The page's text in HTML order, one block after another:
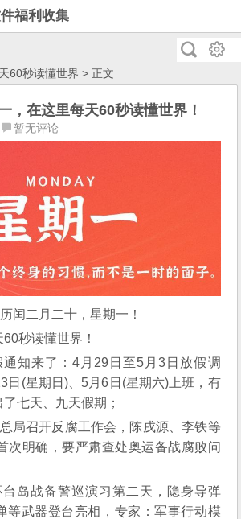
福利收集
60秒读懂世界 > 正文
，在这里每天60秒读懂世界！
暂无评论
闰二月二十，星期一！
秒读懂世界！
知来了：4月29日至5月3日放假调
日(星期日)、5月6日(星期六)上班，有
七天、九天假期；
局召开反腐工作会，陈戌源、李铁等
次明确，要严肃查处奥运备战腐败问
岛战备警巡演习第二天，隐身导弹
等武器登台亮相，专家：军事行动模